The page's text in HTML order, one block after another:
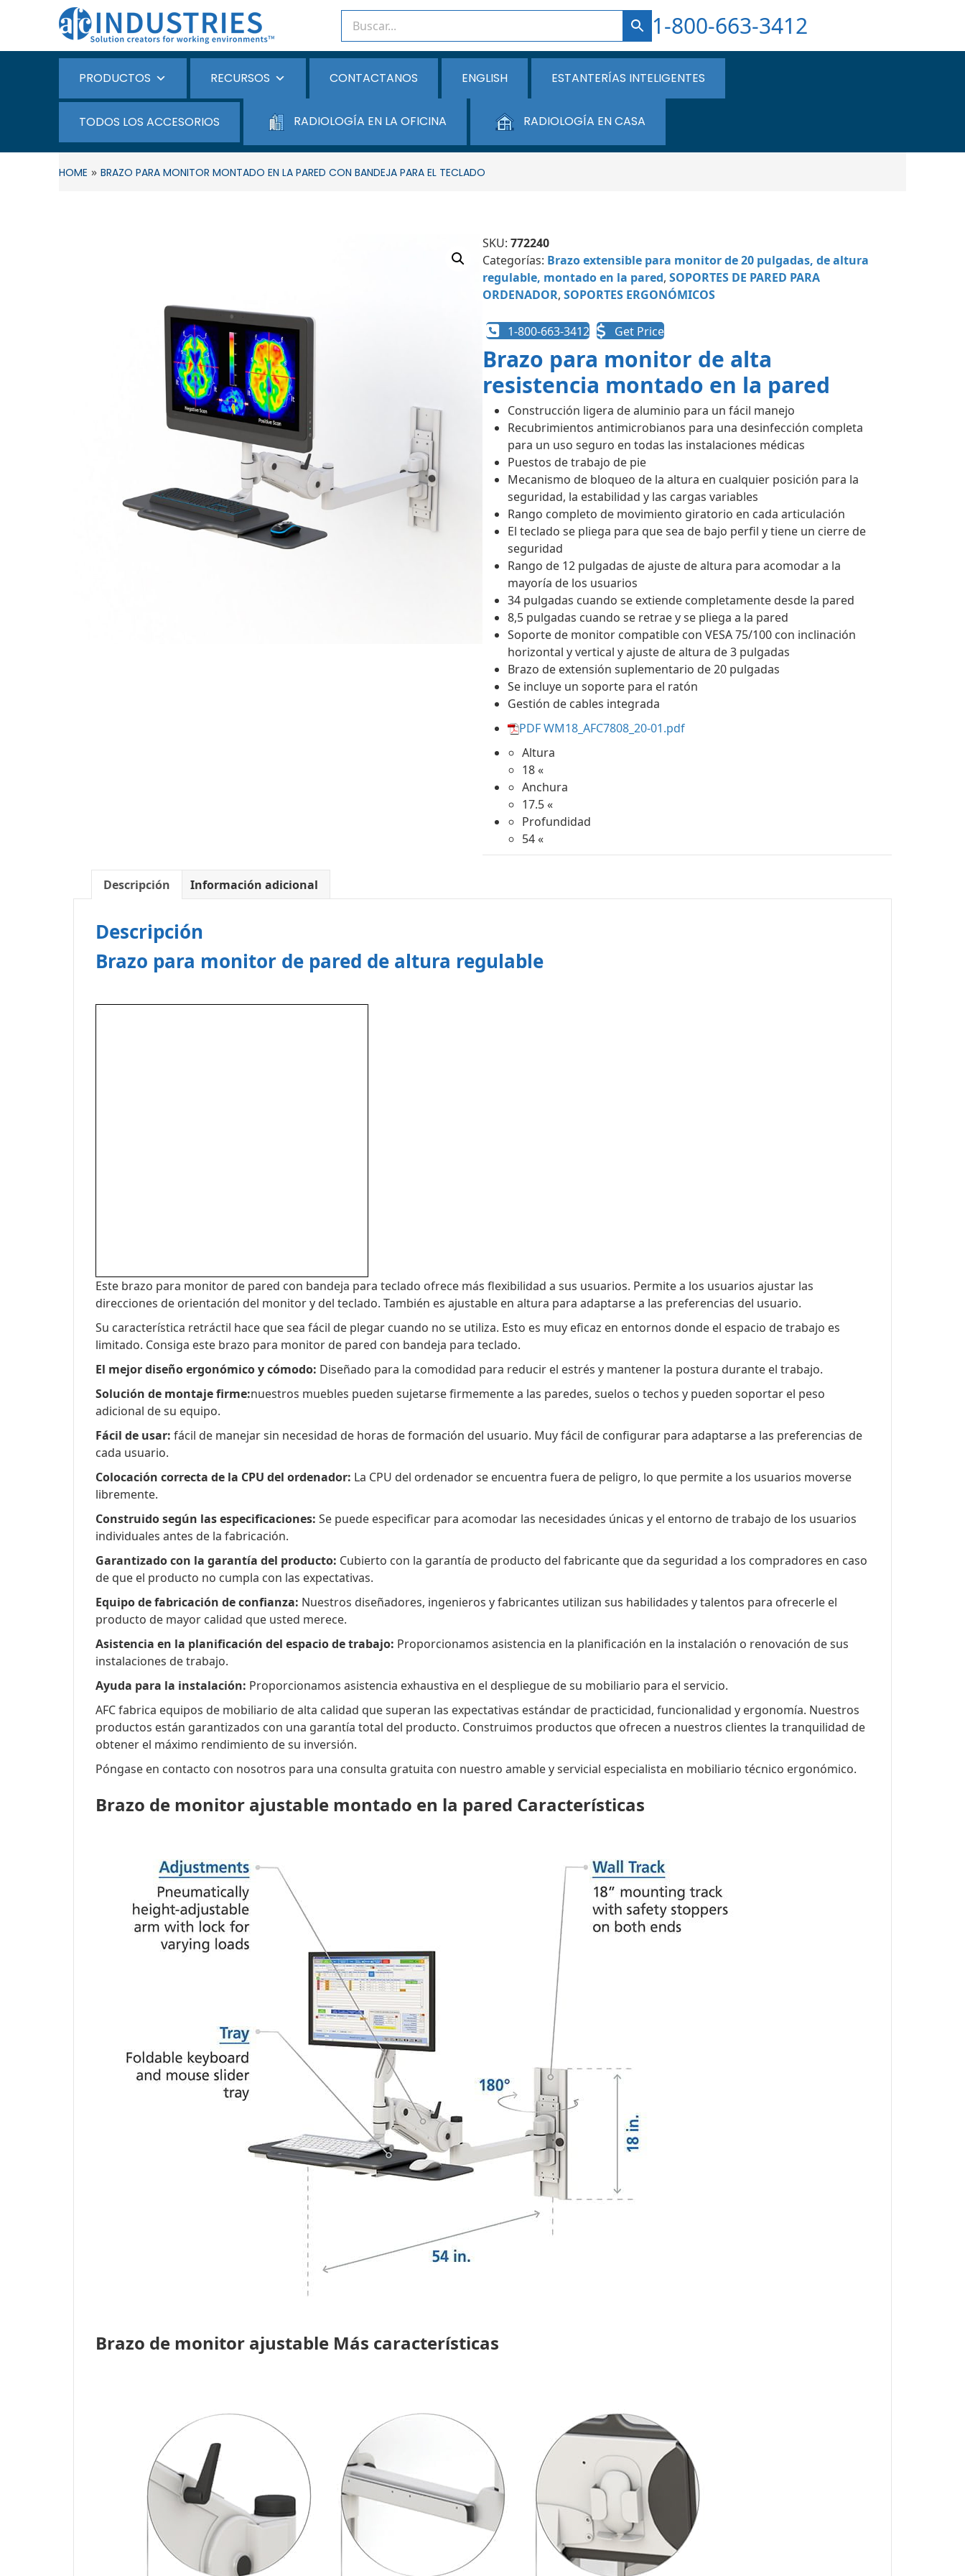
1-800-663-3412
PRODUCTOS RECURSOS CONTACTANOS ENGLISH ESTANTERÍAS INTELIGENTES
TODOS LOS ACCESORIOS RADIOLOGÍA EN LA OFICINA RADIOLOGÍA EN CASA
HOME » BRAZO PARA MONITOR MONTADO EN LA PARED CON BANDEJA PARA EL TECLADO
SKU: 772240
Categorías: Brazo extensible para monitor de 20 pulgadas, de altura
regulable, montado en la pared, SOPORTES DE PARED PARA
ORDENADOR, SOPORTES ERGONÓMICOS
1-800-663-3412 Get Price
Brazo para monitor de alta
resistencia montado en la pared
Construcción ligera de aluminio para un fácil manejo
Recubrimientos antimicrobianos para una desinfección completa
para un uso seguro en todas las instalaciones médicas
Puestos de trabajo de pie
Mecanismo de bloqueo de la altura en cualquier posición para la
seguridad, la estabilidad y las cargas variables
Rango completo de movimiento giratorio en cada articulación
El teclado se pliega para que sea de bajo perfil y tiene un cierre de
seguridad
Rango de 12 pulgadas de ajuste de altura para acomodar a la
mayoría de los usuarios
34 pulgadas cuando se extiende completamente desde la pared
8,5 pulgadas cuando se retrae y se pliega a la pared
Soporte de monitor compatible con VESA 75/100 con inclinación
horizontal y vertical y ajuste de altura de 3 pulgadas
Brazo de extensión suplementario de 20 pulgadas
Se incluye un soporte para el ratón
Gestión de cables integrada
PDF WM18_AFC7808_20-01.pdf
Altura
18 «
Anchura
17.5 «
Profundidad
54 «
Descripción Información adicional
Descripción
Brazo para monitor de pared de altura regulable
Este brazo para monitor de pared con bandeja para teclado ofrece más flexibilidad a sus usuarios. Permite a los usuarios ajustar las
direcciones de orientación del monitor y del teclado. También es ajustable en altura para adaptarse a las preferencias del usuario.
Su característica retráctil hace que sea fácil de plegar cuando no se utiliza. Esto es muy eficaz en entornos donde el espacio de trabajo es
limitado. Consiga este brazo para monitor de pared con bandeja para teclado.
El mejor diseño ergonómico y cómodo: Diseñado para la comodidad para reducir el estrés y mantener la postura durante el trabajo.
Solución de montaje firme:nuestros muebles pueden sujetarse firmemente a las paredes, suelos o techos y pueden soportar el peso
adicional de su equipo.
Fácil de usar: fácil de manejar sin necesidad de horas de formación del usuario. Muy fácil de configurar para adaptarse a las preferencias de
cada usuario.
Colocación correcta de la CPU del ordenador: La CPU del ordenador se encuentra fuera de peligro, lo que permite a los usuarios moverse
libremente.
Construido según las especificaciones: Se puede especificar para acomodar las necesidades únicas y el entorno de trabajo de los usuarios
individuales antes de la fabricación.
Garantizado con la garantía del producto: Cubierto con la garantía de producto del fabricante que da seguridad a los compradores en caso
de que el producto no cumpla con las expectativas.
Equipo de fabricación de confianza: Nuestros diseñadores, ingenieros y fabricantes utilizan sus habilidades y talentos para ofrecerle el
producto de mayor calidad que usted merece.
Asistencia en la planificación del espacio de trabajo: Proporcionamos asistencia en la planificación en la instalación o renovación de sus
instalaciones de trabajo.
Ayuda para la instalación: Proporcionamos asistencia exhaustiva en el despliegue de su mobiliario para el servicio.
AFC fabrica equipos de mobiliario de alta calidad que superan las expectativas estándar de practicidad, funcionalidad y ergonomía. Nuestros
productos están garantizados con una garantía total del producto. Construimos productos que ofrecen a nuestros clientes la tranquilidad de
obtener el máximo rendimiento de su inversión.
Póngase en contacto con nosotros para una consulta gratuita con nuestro amable y servicial especialista en mobiliario técnico ergonómico.
Brazo de monitor ajustable montado en la pared Características
Brazo de monitor ajustable Más características